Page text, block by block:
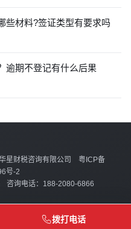
些材料?签证类型有要求吗
逾期不登记有什么后果
星财税咨询有限公司 粤ICP备
号-2
咨询电话：188-2080-6866
拨打电话